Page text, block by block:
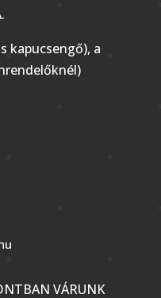
kapucsengő), a
VÁRUNK